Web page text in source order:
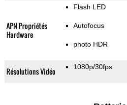
APN Propriétés
Hardware
Flash LED
Autofocus
photo HDR
Résolutions Vidéo 1080p/30fps